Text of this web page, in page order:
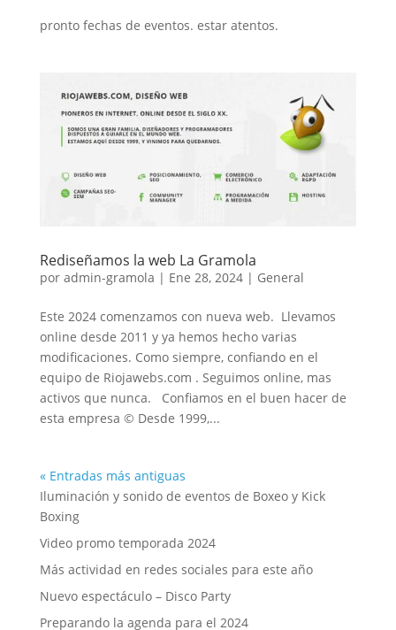
pronto fechas de eventos. estar atentos.
Rediseñamos la web La Gramola
por admin-gramola | Ene 28, 2024| General
Este 2024 comenzamos con nueva web. Llevamos
online desde 2011 y ya hemos hecho varias
modificaciones. Como siempre, confiando en el
equipo de Riojawebs.com . Seguimos online, mas
activos que nunca. Confiamos en el buen hacer de
esta empresa © Desde 1999,...
« Entradas más antiguas
Iluminación y sonido de eventos de Boxeo y Kick
Boxing
Video promo temporada 2024
Más actividad en redes sociales para este año
Nuevo espectáculo – Disco Party
Preparando la agenda para el 2024